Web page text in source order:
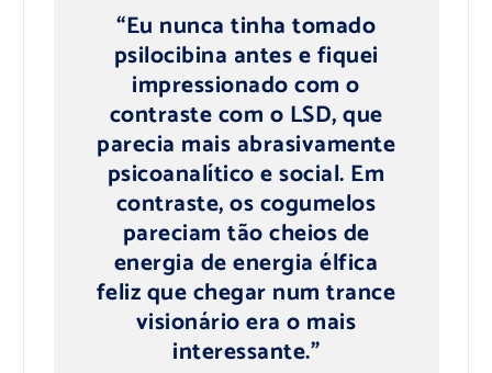
“Eu nunca tinha tomado
psilocibina antes e fiquei
impressionado com o
contraste com o LSD, que
parecia mais abrasivamente
psicoanalítico e social. Em
contraste, os cogumelos
pareciam tão cheios de
energia de energia élfica
feliz que chegar num trance
visionário era o mais
interessante.”